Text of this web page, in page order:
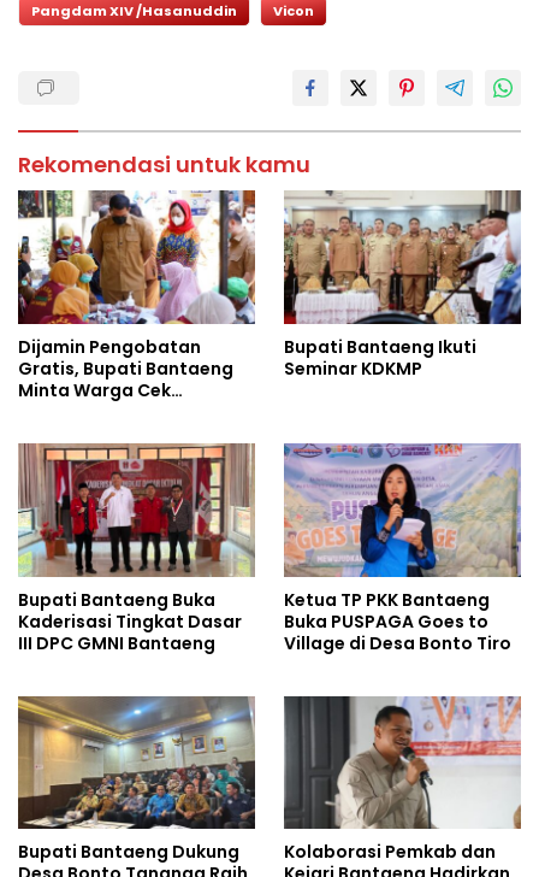
Pangdam XIV /Hasanuddin Vicon
Rekomendasi untuk kamu
Dijamin Pengobatan
Gratis, Bupati Bantaeng
Minta Warga Cek
Bupati Bantaeng Ikuti
Seminar KDKMP
Bupati Bantaeng Buka
Kaderisasi Tingkat Dasar
III DPC GMNI Bantaeng
Ketua TP PKK Bantaeng
Buka PUSPAGA Goes to
Village di Desa Bonto Tiro
Bupati Bantaeng Dukung
Kolaborasi Pemkab dan